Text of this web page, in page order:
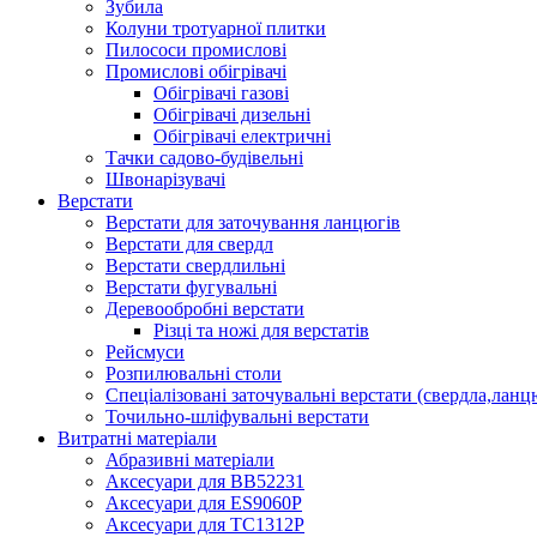
Зубила
Колуни тротуарної плитки
Пилососи промислові
Промислові обігрівачі
Обігрівачі газові
Обігрівачі дизельні
Обігрівачі електричні
Тачки садово-будівельні
Швонарізувачі
Верстати
Верстати для заточування ланцюгів
Верстати для свердл
Верстати свердлильні
Верстати фугувальні
Деревообробні верстати
Різці та ножі для верстатів
Рейсмуси
Розпилювальні столи
Спеціалізовані заточувальні верстати
Точильно-шліфувальні верстати
Витратні матеріали
Абразивні матеріали
Аксесуари для BB52231
Аксесуари для ES9060P
Аксесуари для TC1312P